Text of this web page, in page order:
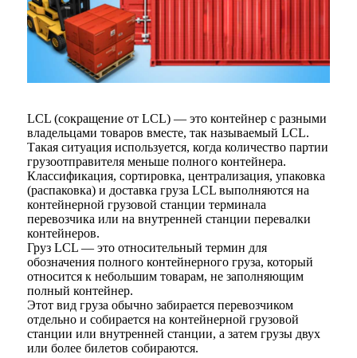
LCL (сокращение от LCL) — это контейнер с разными
владельцами товаров вместе, так называемый LCL.
Такая ситуация используется, когда количество партии
грузоотправителя меньше полного контейнера.
Классификация, сортировка, централизация, упаковка
(распаковка) и доставка груза LCL выполняются на
контейнерной грузовой станции терминала
перевозчика или на внутренней станции перевалки
контейнеров.
Груз LCL — это относительный термин для
обозначения полного контейнерного груза, который
относится к небольшим товарам, не заполняющим
полный контейнер.
Этот вид груза обычно забирается перевозчиком
отдельно и собирается на контейнерной грузовой
станции или внутренней станции, а затем грузы двух
или более билетов собираются.